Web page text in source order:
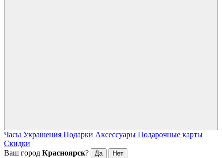
Часы Украшения Подарки Аксессуары Подарочные карты
Скидки
Ваш город Красноярск? Да Нет